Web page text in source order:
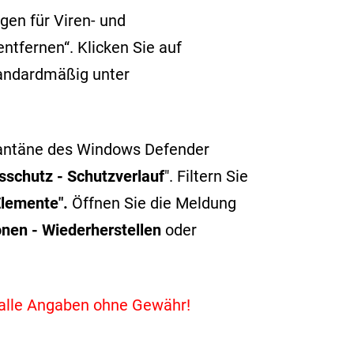
für Viren- und
Klicken Sie auf
unter
des Windows Defender
- Schutzverlauf". Filtern Sie
Öffnen Sie die Meldung
- Wiederherstellen oder
Angaben ohne Gewähr!